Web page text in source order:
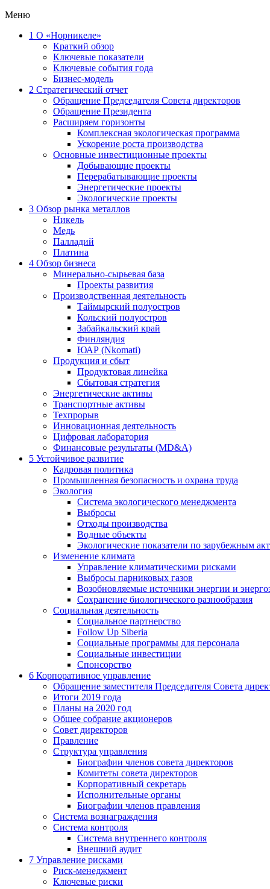
Меню
1 О «Норникеле»
Краткий обзор
Ключевые показатели
Ключевые события года
Бизнес-модель
2 Стратегический отчет
Обращение Председателя Совета директоров
Обращение Президента
Расширяем горизонты
Комплексная экологическая программа
Ускорение роста производства
Основные инвестиционные проекты
Добывающие проекты
Перерабатывающие проекты
Энергетические проекты
Экологические проекты
3 Обзор рынка металлов
Никель
Медь
Палладий
Платина
4 Обзор бизнеса
Минерально-сырьевая база
Проекты развития
Производственная деятельность
Таймырский полуостров
Кольский полуостров
Забайкальский край
Финляндия
ЮАР (Nkomati)
Продукция и сбыт
Продуктовая линейка
Сбытовая стратегия
Энергетические активы
Транспортные активы
Техпрорыв
Инновационная деятельность
Цифровая лаборатория
Финансовые результаты (MD&A)
5 Устойчивое развитие
Кадровая политика
Промышленная безопасность и охрана труда
Экология
Система экологического менеджмента
Выбросы
Отходы производства
Водные объекты
Экологические показатели по зарубежным
Изменение климата
Управление климатическими рисками
Выбросы парниковых газов
Возобновляемые источники энергии и
Сохранение биологического разнообразия
Социальная деятельность
Социальное партнерство
Follow Up Siberia
Социальные программы для персонала
Социальные инвестиции
Спонсорство
6 Корпоративное управление
Обращение заместителя Председателя Совета
Итоги 2019 года
Планы на 2020 год
Общее собрание акционеров
Совет директоров
Правление
Структура управления
Биографии членов совета директоров
Комитеты совета директоров
Корпоративный секретарь
Исполнительные органы
Биографии членов правления
Система вознаграждения
Система контроля
Система внутреннего контроля
Внешний аудит
7 Управление рисками
Риск-менеджмент
Ключевые риски